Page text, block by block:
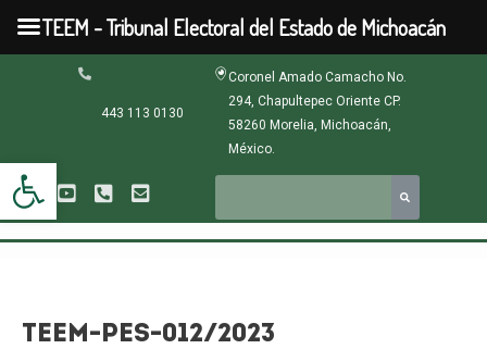
Abrir barra de herramientas
contenido
443 113 0130
Coronel Amado Camacho No.
294, Chapultepec Oriente CP.
58260 Morelia, Michoacán,
México.
TEEM-PES-012/2023
TEEM - Tribunal Electoral del Estado de Michoacán